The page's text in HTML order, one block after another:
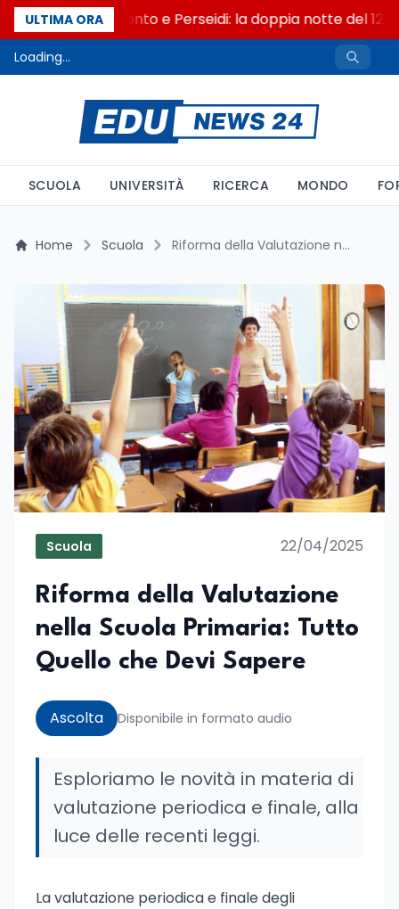
ULTIMA ORA
Eclissi al tramonto e Perseidi: la doppia notte del 12
Loading...
SCUOLA UNIVERSITÀ RICERCA MONDO
Home Scuola Riforma della Valutazione nella Scuola Primaria: Tutto Quello che Devi Sapere
Scuola 22/04/2025
Riforma della Valutazione
nella Scuola Primaria: Tutto
Quello che Devi Sapere
Ascolta Disponibile in formato audio
Esploriamo le novità in materia di
valutazione periodica e finale, alla
luce delle recenti leggi.
La valutazione periodica e finale degli